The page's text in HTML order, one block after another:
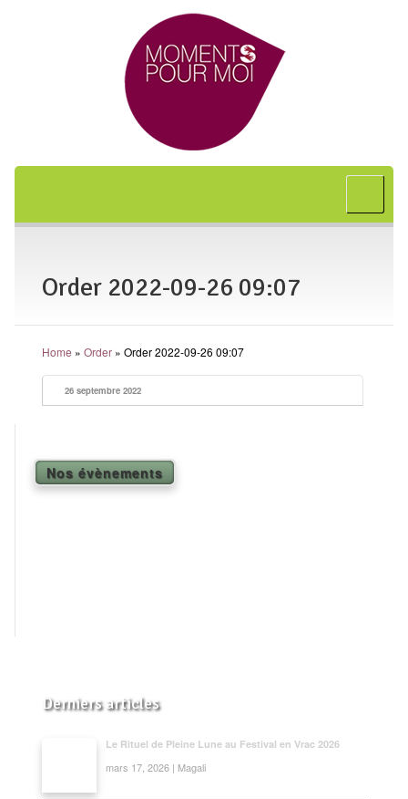
Shiatsu
L’art japonais
Séances
En entreprise
Yoga
L’état optimal
Order 2022-09-26 09:07
Home » Order» Order 2022-09-26 09:07
26 septembre 2022
Nos évènements
Derniers articles
Le Rituel de Pleine Lune au Festival en Vrac 2026
mars 17, 2026 | Magali